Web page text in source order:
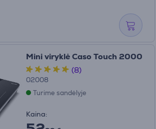
Mini viryklė Caso Touch 2000
(8)
02008
Turime sandėlyje
Kaina: